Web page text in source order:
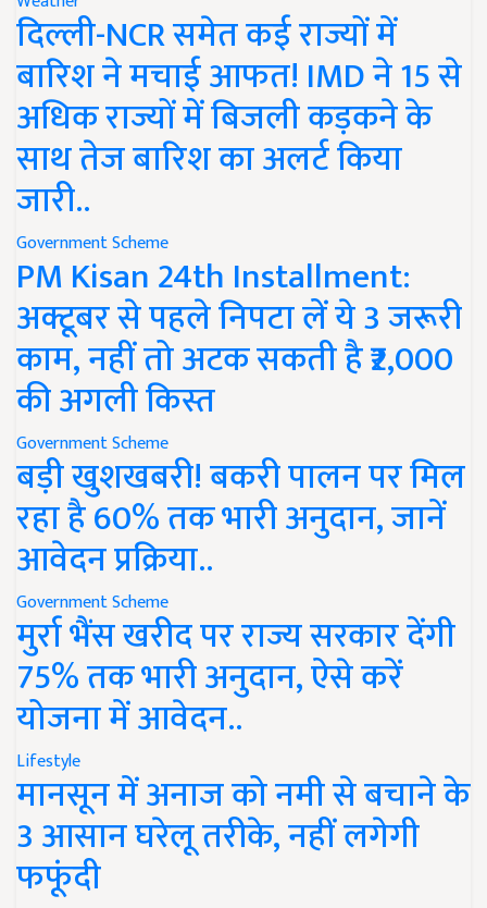
दिल्ली-NCR समेत कई राज्यों में
बारिश ने मचाई आफत! IMD ने 15 से
अधिक राज्यों में बिजली कड़कने के
साथ तेज बारिश का अलर्ट किया
जारी..
Government Scheme
PM Kisan 24th Installment:
अक्टूबर से पहले निपटा लें ये 3 जरूरी
काम, नहीं तो अटक सकती है ₹2,000
की अगली किस्त
Government Scheme
बड़ी खुशखबरी! बकरी पालन पर मिल
रहा है 60% तक भारी अनुदान, जानें
आवेदन प्रक्रिया..
Government Scheme
मुर्रा भैंस खरीद पर राज्य सरकार देंगी
75% तक भारी अनुदान, ऐसे करें
योजना में आवेदन..
Lifestyle
मानसून में अनाज को नमी से बचाने के
3 आसान घरेलू तरीके, नहीं लगेगी
फफूंदी